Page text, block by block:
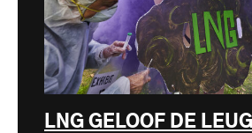
LNG GELOOF DE